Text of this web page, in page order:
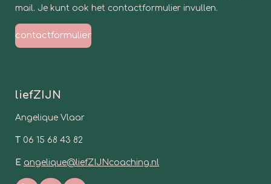
mail. Je kunt ook het contactformulier invullen.
contactformulier
liefZIJN
Angelique Vlaar
T 06 15 68 43 82
E angelique@liefZIJNcoaching.nl